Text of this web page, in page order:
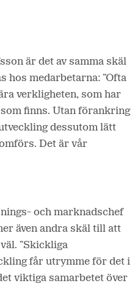
är det av samma skäl
hos medarbetarna: ”Ofta
verkligheten, som har
finns. Utan förankring
dessutom lätt
Det är vår
och marknadschef
även andra skäl till att
”Skickliga
får utrymme för det i
viktiga samarbetet över